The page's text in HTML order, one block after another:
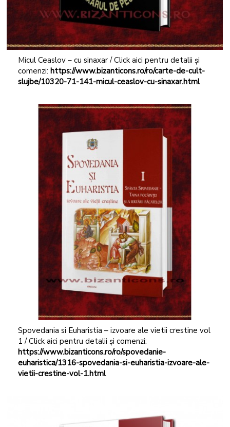
Micul Ceaslov – cu sinaxar / Click aici pentru detalii și
comenzi: https://www.bizanticons.ro/ro/carte-de-cult-
slujbe/10320-71-141-micul-ceaslov-cu-sinaxar.html
Spovedania si Euharistia – izvoare ale vietii crestine vol
1 / Click aici pentru detalii și comenzi:
https://www.bizanticons.ro/ro/spovedanie-
euharistica/1316-spovedania-si-euharistia-izvoare-ale-
vietii-crestine-vol-1.html